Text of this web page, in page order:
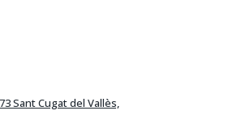
Sant Cugat del Vallès,